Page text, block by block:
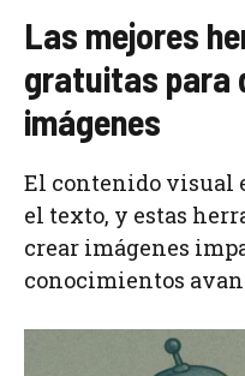
Las mejores
gratuitas para
imágenes
El contenido visual
el texto, y estas
crear imágenes
conocimientos